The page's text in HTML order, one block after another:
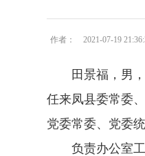
作者： 2021-07-19
田景福，男
任来凤县委常委
党委常委、党委
负责办公室